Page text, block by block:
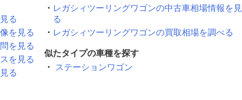
る
を見る
を見る
を見る
る
レガシィツーリングワゴンの中古車相場情報を見
る
レガシィツーリングワゴンの買取相場を調べる
似たタイプの車種を探す
ステーションワゴン